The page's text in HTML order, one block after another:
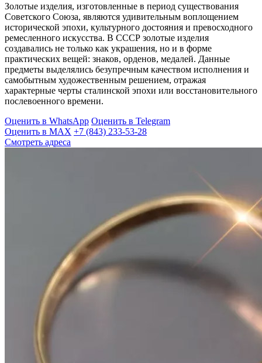
Золотые изделия, изготовленные в период существования
Советского Союза, являются удивительным воплощением
исторической эпохи, культурного достояния и превосходного
ремесленного искусства. В СССР золотые изделия
создавались не только как украшения, но и в форме
практических вещей: знаков, орденов, медалей. Данные
предметы выделялись безупречным качеством исполнения и
самобытным художественным решением, отражая
характерные черты сталинской эпохи или восстановительного
послевоенного времени.
Оценить в WhatsApp Оценить в Telegram
Оценить в MAX +7 (843) 233-53-28
Смотреть адреса